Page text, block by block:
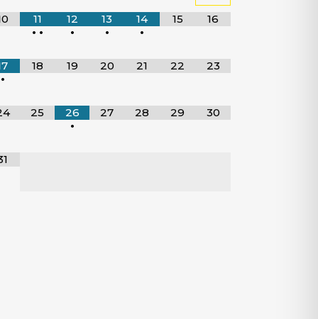
11
• •
12
•
13
•
14
•
15 16
•
18 19 20 21 22 23
25
26
•
27 28 29 30